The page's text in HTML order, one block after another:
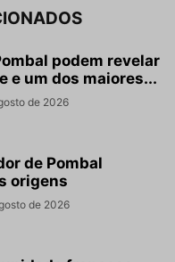
podem revelar
e um dos maiores...
de 2026
de Pombal
origens
de 2026